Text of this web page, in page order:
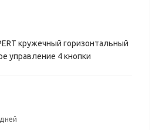
кружечный горизонтальный
управление 4 кнопки